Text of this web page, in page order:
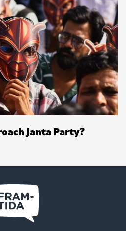
Janta Party?